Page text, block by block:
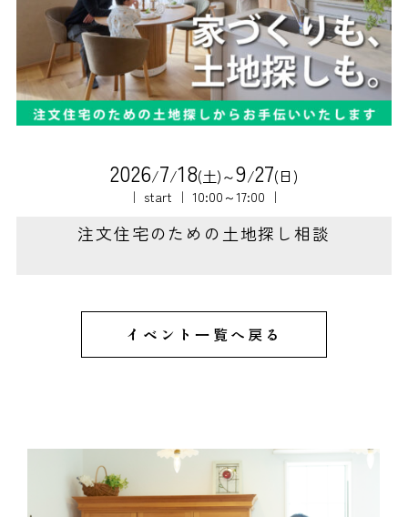
2026/7/18(土)～9/27(日)
｜ start ｜ 10:00～17:00 ｜
注文住宅のための土地探し相談
イベント一覧へ戻る